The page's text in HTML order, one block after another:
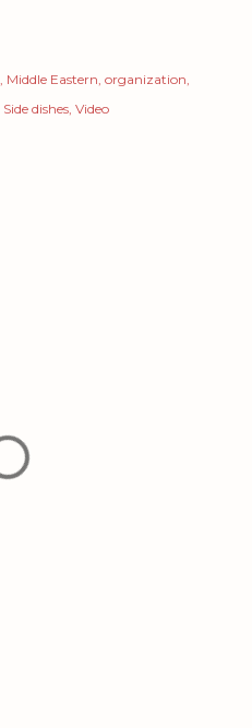
Middle Eastern organization
Side dishes Video